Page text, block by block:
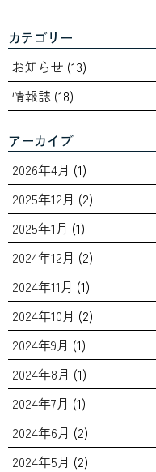
カテゴリー
お知らせ (13)
情報誌 (18)
アーカイブ
2026年4月 (1)
2025年12月 (2)
2025年1月 (1)
2024年12月 (2)
2024年11月 (1)
2024年10月 (2)
2024年9月 (1)
2024年8月 (1)
2024年7月 (1)
2024年6月 (2)
2024年5月 (2)